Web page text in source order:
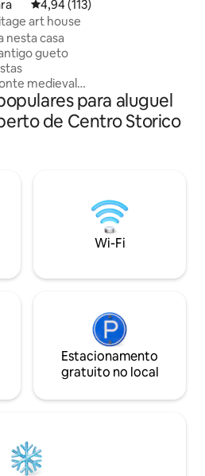
4,94 de uma avaliação média de
4,94 (113)
art house
nesta casa
gueto
medieval
da catedral
Michelin.
andar, possui
banheiro
está
Observe
incluídas!
para aluguel
de Centro Storico
Wi-Fi
Estacionamento
gratuito no local